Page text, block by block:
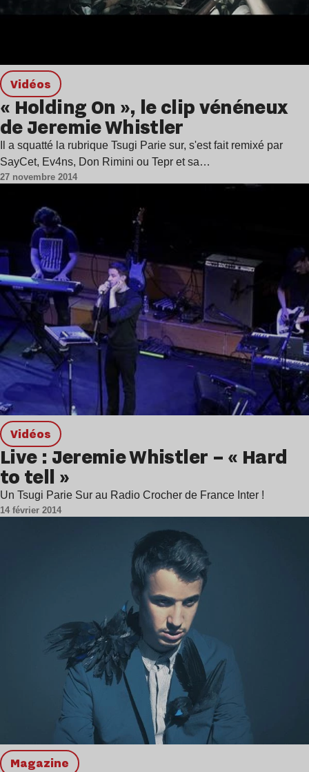
Vidéos
« Holding On », le clip vénéneux
de Jeremie Whistler
Il a squatté la rubrique Tsugi Parie sur, s'est fait remixé par
SayCet, Ev4ns, Don Rimini ou Tepr et sa…
27 novembre 2014
Vidéos
Live : Jeremie Whistler – « Hard
to tell »
Un Tsugi Parie Sur au Radio Crocher de France Inter !
14 février 2014
magazine